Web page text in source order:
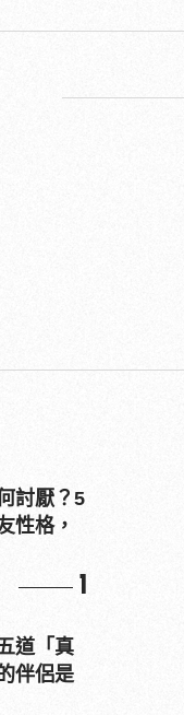
討厭？5
性格，
1
道「真
伴侶是